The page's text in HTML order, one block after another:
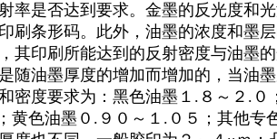
率是否达到要求。金墨的反光度和
刷条形码。此外，油墨的浓度和墨
其印刷所能达到的反射密度与油墨
随油墨厚度的增加而增加的，当油
密度要求为：黑色油墨１.８～２.０
黄色油墨０.９０～１.０５；其他专